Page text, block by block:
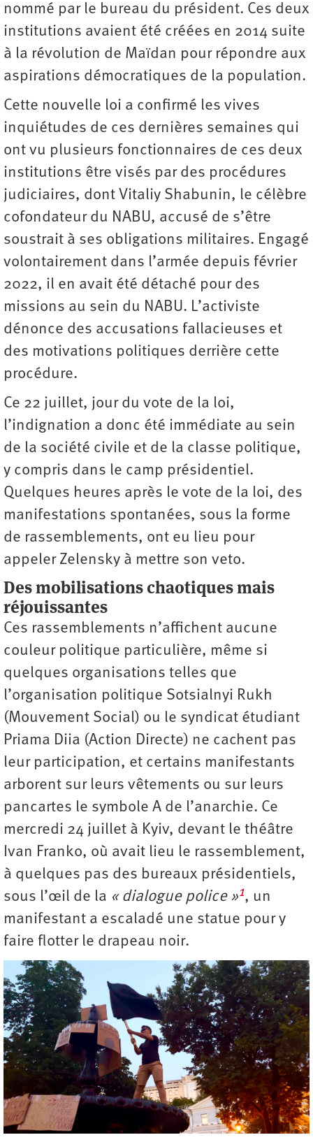
nommé par le bureau du président. Ces deux
institutions avaient été créées en 2014 suite
à la révolution de Maïdan pour répondre aux
aspirations démocratiques de la population.
Cette nouvelle loi a confirmé les vives
inquiétudes de ces dernières semaines qui
ont vu plusieurs fonctionnaires de ces deux
institutions être visés par des procédures
judiciaires, dont Vitaliy Shabunin, le célèbre
cofondateur du NABU, accusé de s’être
soustrait à ses obligations militaires. Engagé
volontairement dans l’armée depuis février
2022, il en avait été détaché pour des
missions au sein du NABU. L’activiste
dénonce des accusations fallacieuses et
des motivations politiques derrière cette
procédure.
Ce 22 juillet, jour du vote de la loi,
l’indignation a donc été immédiate au sein
de la société civile et de la classe politique,
y compris dans le camp présidentiel.
Quelques heures après le vote de la loi, des
manifestations spontanées, sous la forme
de rassemblements, ont eu lieu pour
appeler Zelensky à mettre son veto.
Des mobilisations chaotiques mais
réjouissantes
Ces rassemblements n’affichent aucune
couleur politique particulière, même si
quelques organisations telles que
l’organisation politique Sotsialnyi Rukh
(Mouvement Social) ou le syndicat étudiant
Priama Diia (Action Directe) ne cachent pas
leur participation, et certains manifestants
arborent sur leurs vêtements ou sur leurs
pancartes le symbole A de l’anarchie. Ce
mercredi 24 juillet à Kyiv, devant le théâtre
Ivan Franko, où avait lieu le rassemblement,
à quelques pas des bureaux présidentiels,
sous l’œil de la « dialogue police »1, un
manifestant a escaladé une statue pour y
faire flotter le drapeau noir.